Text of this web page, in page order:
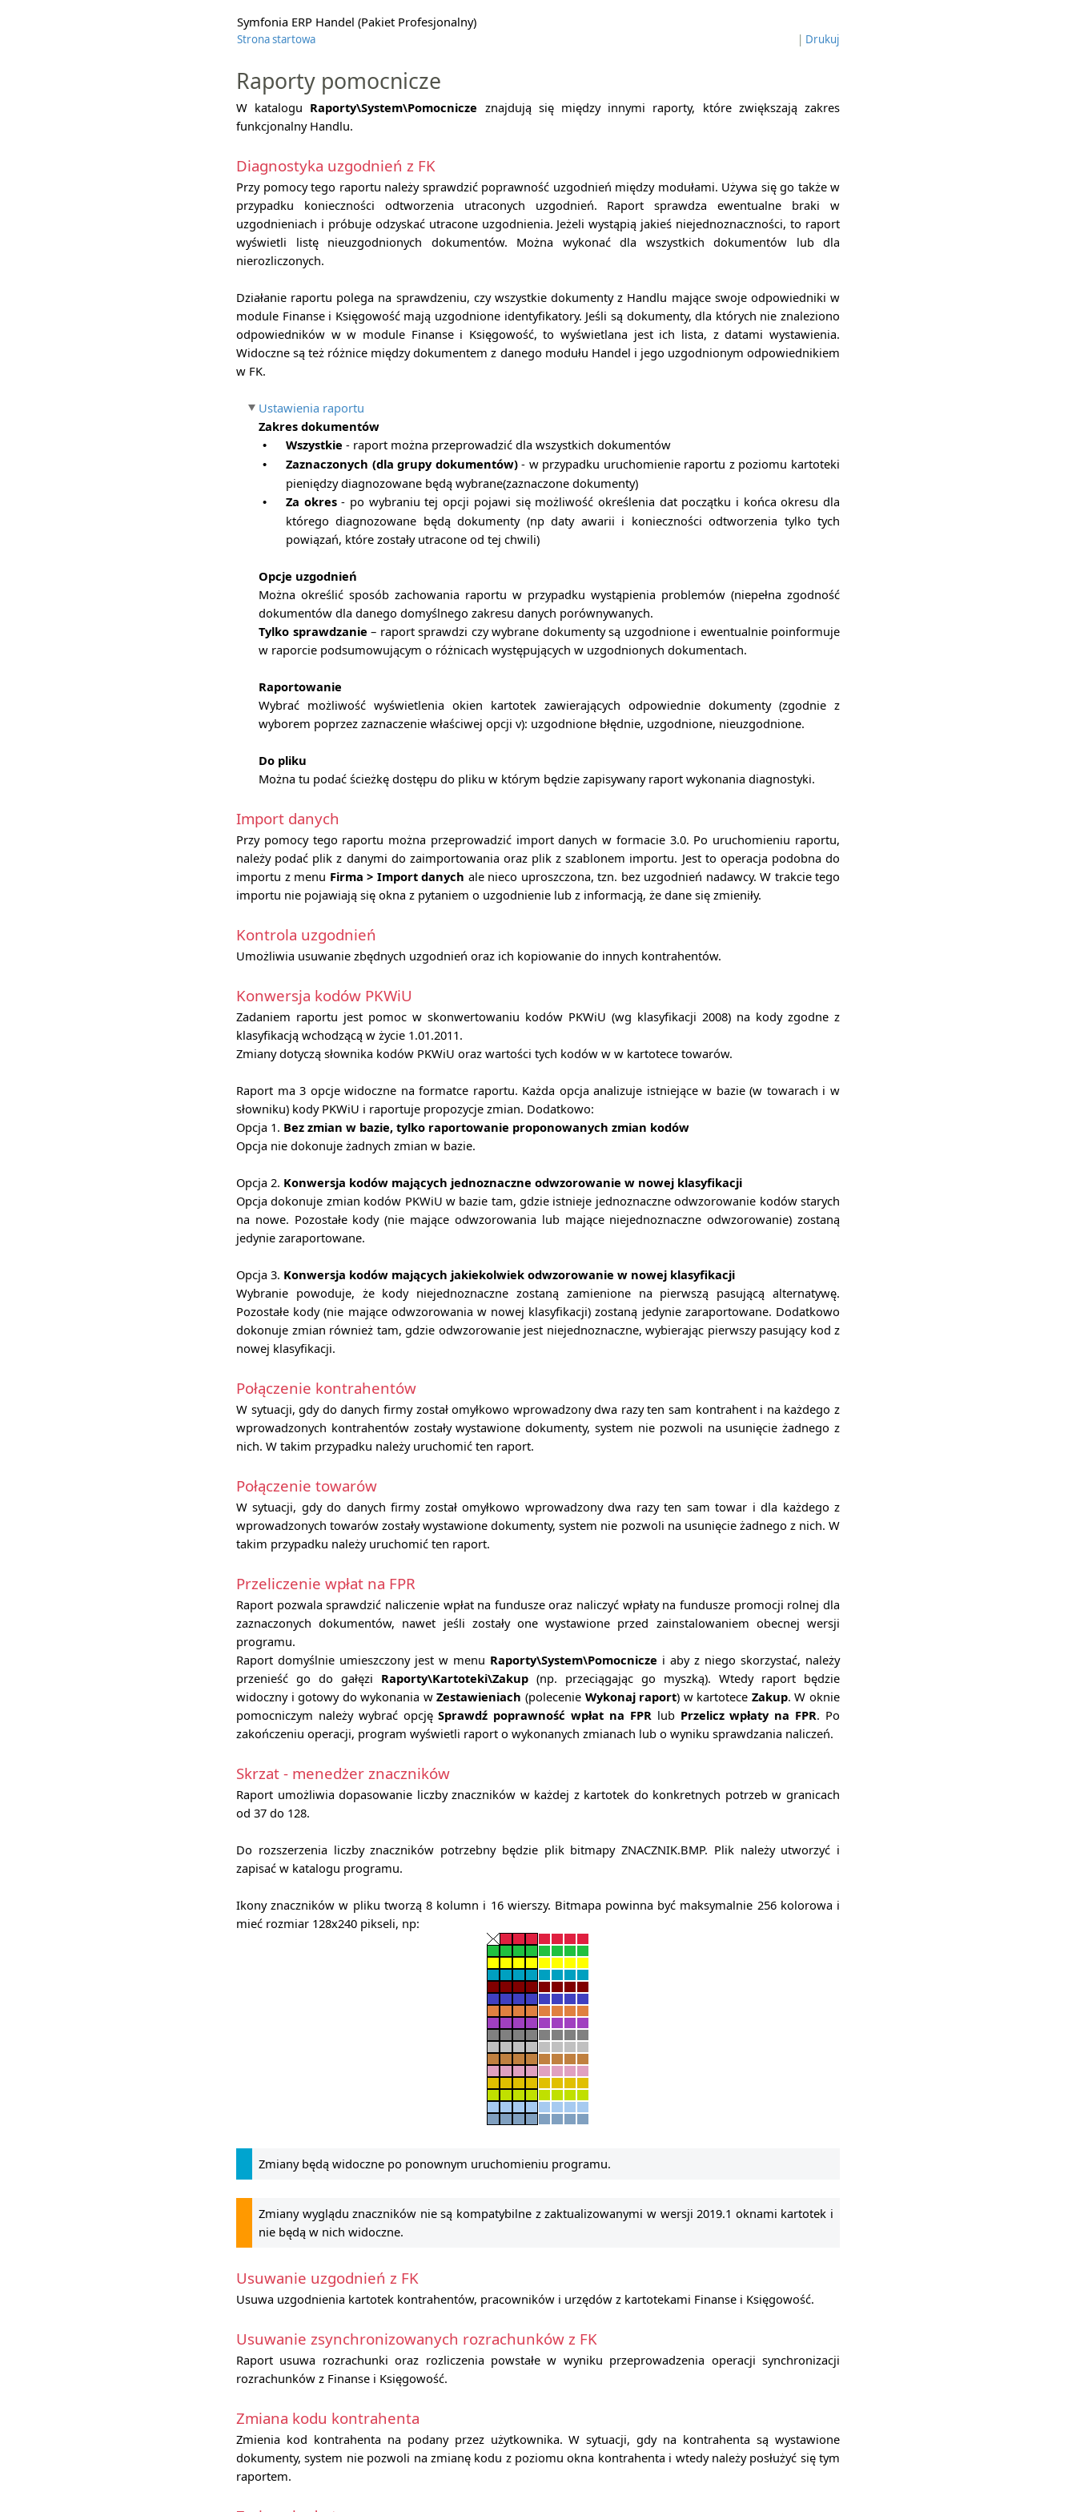
Symfonia ERP Handel (Pakiet Profesjonalny)
Strona startowa | Drukuj
Raporty pomocnicze
W katalogu Raporty\System\Pomocnicze znajdują się między innymi raporty, które zwiększają zakres
funkcjonalny Handlu.
Diagnostyka uzgodnień z FK
Przy pomocy tego raportu należy sprawdzić poprawność uzgodnień między modułami. Używa się go także w
przypadku konieczności odtworzenia utraconych uzgodnień. Raport sprawdza ewentualne braki w
uzgodnieniach i próbuje odzyskać utracone uzgodnienia. Jeżeli wystąpią jakieś niejednoznaczności, to raport
wyświetli listę nieuzgodnionych dokumentów. Można wykonać dla wszystkich dokumentów lub dla
nierozliczonych.
Działanie raportu polega na sprawdzeniu, czy wszystkie dokumenty z Handlu mające swoje odpowiedniki w
module Finanse i Księgowość mają uzgodnione identyfikatory. Jeśli są dokumenty, dla których nie znaleziono
odpowiedników w w module Finanse i Księgowość, to wyświetlana jest ich lista, z datami wystawienia.
Widoczne są też różnice między dokumentem z danego modułu Handel i jego uzgodnionym odpowiednikiem
w FK.
Ustawienia raportu
Zakres dokumentów
• Wszystkie - raport można przeprowadzić dla wszystkich dokumentów
• Zaznaczonych (dla grupy dokumentów)- w przypadku uruchomienie raportu z poziomu kartoteki
pieniędzy diagnozowane będą wybrane(zaznaczone dokumenty)
• Za okres- po wybraniu tej opcji pojawi się możliwość określenia dat początku i końca okresu dla
którego diagnozowane będą dokumenty (np daty awarii i konieczności odtworzenia tylko tych
powiązań, które zostały utracone od tej chwili)
Opcje uzgodnień
Można określić sposób zachowania raportu w przypadku wystąpienia problemów (niepełna zgodność
dokumentów dla danego domyślnego zakresu danych porównywanych.
Tylko sprawdzanie – raport sprawdzi czy wybrane dokumenty są uzgodnione i ewentualnie poinformuje
w raporcie podsumowującym o różnicach występujących w uzgodnionych dokumentach.
Raportowanie
Wybrać możliwość wyświetlenia okien kartotek zawierających odpowiednie dokumenty (zgodnie z
wyborem poprzez zaznaczenie właściwej opcji v): uzgodnione błędnie, uzgodnione, nieuzgodnione.
Do pliku
Można tu podać ścieżkę dostępu do pliku w którym będzie zapisywany raport wykonania diagnostyki.
Import danych
Przy pomocy tego raportu można przeprowadzić import danych w formacie 3.0. Po uruchomieniu raportu,
należy podać plik z danymi do zaimportowania oraz plik z szablonem importu. Jest to operacja podobna do
importu z menu Firma > Import danych ale nieco uproszczona, tzn. bez uzgodnień nadawcy. W trakcie tego
importu nie pojawiają się okna z pytaniem o uzgodnienie lub z informacją, że dane się zmieniły.
Kontrola uzgodnień
Umożliwia usuwanie zbędnych uzgodnień oraz ich kopiowanie do innych kontrahentów.
Konwersja kodów PKWiU
Zadaniem raportu jest pomoc w skonwertowaniu kodów PKWiU (wg klasyfikacji 2008) na kody zgodne z
klasyfikacją wchodzącą w życie 1.01.2011.
Zmiany dotyczą słownika kodów PKWiU oraz wartości tych kodów w w kartotece towarów.
Raport ma 3 opcje widoczne na formatce raportu. Każda opcja analizuje istniejące w bazie (w towarach i w
słowniku) kody PKWiU i raportuje propozycje zmian. Dodatkowo:
Opcja 1. Bez zmian w bazie, tylko raportowanie proponowanych zmian kodów
Opcja nie dokonuje żadnych zmian w bazie.
Opcja 2. Konwersja kodów mających jednoznaczne odwzorowanie w nowej klasyfikacji
Opcja dokonuje zmian kodów PKWiU w bazie tam, gdzie istnieje jednoznaczne odwzorowanie kodów starych
na nowe. Pozostałe kody (nie mające odwzorowania lub mające niejednoznaczne odwzorowanie) zostaną
jedynie zaraportowane.
Opcja 3. Konwersja kodów mających jakiekolwiek odwzorowanie w nowej klasyfikacji
Wybranie powoduje, że kody niejednoznaczne zostaną zamienione na pierwszą pasującą alternatywę.
Pozostałe kody (nie mające odwzorowania w nowej klasyfikacji) zostaną jedynie zaraportowane. Dodatkowo
dokonuje zmian również tam, gdzie odwzorowanie jest niejednoznaczne, wybierając pierwszy pasujący kod z
nowej klasyfikacji.
Połączenie kontrahentów
W sytuacji, gdy do danych firmy został omyłkowo wprowadzony dwa razy ten sam kontrahent i na każdego z
wprowadzonych kontrahentów zostały wystawione dokumenty, system nie pozwoli na usunięcie żadnego z
nich. W takim przypadku należy uruchomić ten raport.
Połączenie towarów
W sytuacji, gdy do danych firmy został omyłkowo wprowadzony dwa razy ten sam towar i dla każdego z
wprowadzonych towarów zostały wystawione dokumenty, system nie pozwoli na usunięcie żadnego z nich. W
takim przypadku należy uruchomić ten raport.
Przeliczenie wpłat na FPR
Raport pozwala sprawdzić naliczenie wpłat na fundusze oraz naliczyć wpłaty na fundusze promocji rolnej dla
zaznaczonych dokumentów, nawet jeśli zostały one wystawione przed zainstalowaniem obecnej wersji
programu.
Raport domyślnie umieszczony jest w menu Raporty\System\Pomocnicze i aby z niego skorzystać, należy
przenieść go do gałęzi Raporty\Kartoteki\Zakup (np. przeciągając go myszką). Wtedy raport będzie
widoczny i gotowy do wykonania wZestawieniach (polecenie Wykonaj raport) w kartotece Zakup. W oknie
pomocniczym należy wybrać opcjęSprawdź poprawność wpłat na FPRlub Przelicz wpłaty na FPR. Po
zakończeniu operacji, program wyświetli raport o wykonanych zmianach lub o wyniku sprawdzania naliczeń.
Skrzat - menedżer znaczników
Raport umożliwia dopasowanie liczby znaczników w każdej z kartotek do konkretnych potrzeb w granicach
od 37 do 128.
Do rozszerzenia liczby znaczników potrzebny będzie plik bitmapy ZNACZNIK.BMP. Plik należy utworzyć i
zapisać w katalogu programu.
Ikony znaczników w pliku tworzą 8 kolumn i 16 wierszy. Bitmapa powinna być maksymalnie 256 kolorowa i
mieć rozmiar 128x240 pikseli, np:
Zmiany będą widoczne po ponownym uruchomieniu programu.
Zmiany wyglądu znaczników nie są kompatybilne z zaktualizowanymi w wersji 2019.1 oknami kartotek i
nie będą w nich widoczne.
Usuwanie uzgodnień z FK
Usuwa uzgodnienia kartotek kontrahentów, pracowników i urzędów z kartotekami Finanse i Księgowość.
Usuwanie zsynchronizowanych rozrachunków z FK
Raport usuwa rozrachunki oraz rozliczenia powstałe w wyniku przeprowadzenia operacji synchronizacji
rozrachunków z Finanse i Księgowość.
Zmiana kodu kontrahenta
Zmienia kod kontrahenta na podany przez użytkownika. W sytuacji, gdy na kontrahenta są wystawione
dokumenty, system nie pozwoli na zmianę kodu z poziomu okna kontrahenta i wtedy należy posłużyć się tym
raportem.